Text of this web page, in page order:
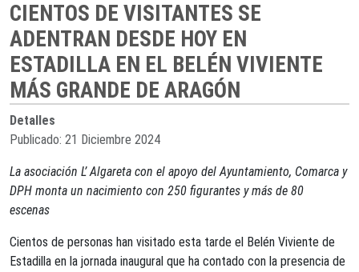
CIENTOS DE VISITANTES SE
ADENTRAN DESDE HOY EN
ESTADILLA EN EL BELÉN VIVIENTE
MÁS GRANDE DE ARAGÓN
Detalles
Publicado: 21 Diciembre 2024
La asociación L’ Algareta con el apoyo del Ayuntamiento, Comarca y
DPH monta un nacimiento con 250 figurantes y más de 80
escenas
Cientos de personas han visitado esta tarde el Belén Viviente de
Estadilla en la jornada inaugural que ha contado con la presencia de